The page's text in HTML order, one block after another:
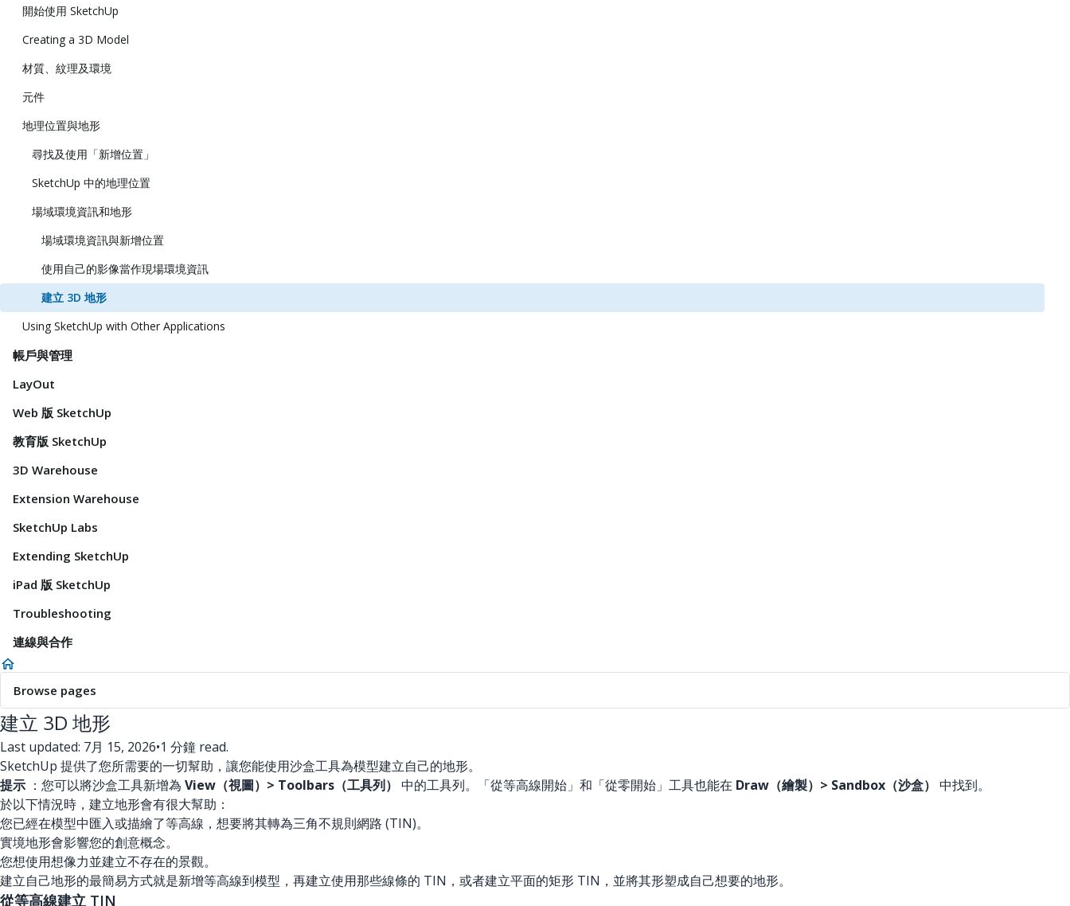
開始使用 SketchUp
Creating a 3D Model
材質、紋理及環境
元件
地理位置與地形
尋找及使用「新增位置」
SketchUp 中的地理位置
場域環境資訊和地形
場域環境資訊與新增位置
使用自己的影像當作現場環境資訊
建立 3D 地形
Using SketchUp with Other Applications
帳戶與管理
LayOut
Web 版 SketchUp
教育版 SketchUp
3D Warehouse
Extension Warehouse
SketchUp Labs
Extending SketchUp
iPad 版 SketchUp
Troubleshooting
連線與合作
Browse pages
建立 3D 地形
Last updated: 7月 15, 2026•1 分鐘 read.
SketchUp 提供了您所需要的一切幫助，讓您能使用沙盒工具為模型建立自己的地形。
提示 ：您可以將沙盒工具新增為 View（視圖）> Toolbars（工具列） 中的工具列。「從等高線開始」和「從零開始」工具也能在 Draw（繪製）> Sandbox（沙盒） 中找到。
於以下情況時，建立地形會有很大幫助：
您已經在模型中匯入或描繪了等高線，想要將其轉為三角不規則網路 (TIN)。
實境地形會影響您的創意概念。
您想使用想像力並建立不存在的景觀。
建立自己地形的最簡易方式就是新增等高線到模型，再建立使用那些線條的 TIN，或者建立平面的矩形 TIN，並將其形塑成自己想要的地形。
從等高線建立 TIN